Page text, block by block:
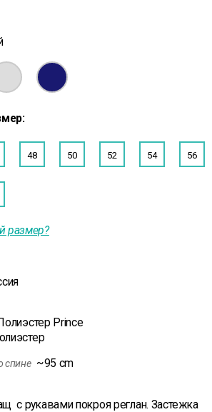
48 50 52 54 56
размер?
Prince
спине ~95 cm
с рукавами покроя реглан. Застежка